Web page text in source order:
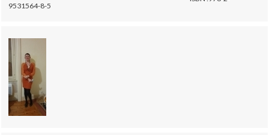
9531564-8-5